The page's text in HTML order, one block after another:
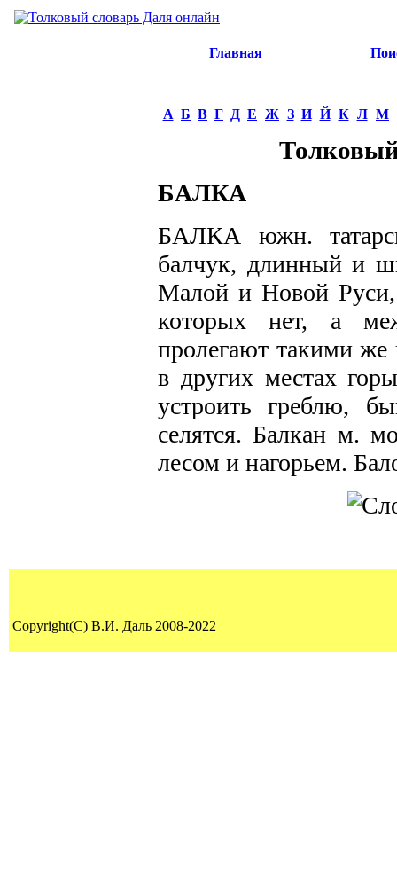
Главная
А Б В Г Д Е Ж З И Й К Л М
БАЛКА
БАЛКА южн.
балчук, длинный и
Малой и Новой Руси,
которых нет, а
пролегают такими же
в других местах
устроить греблю,
селятся. Балкан м.
лесом и нагорьем.
Copyright(C) В.И. Даль 2008-2022